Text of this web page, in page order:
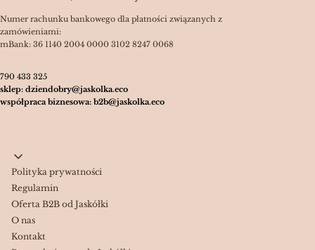
Numer rachunku bankowego dla płatności związanych z
zamówieniami:
mBank: 36 1140 2004 0000 3102 8247 0068
790 433 325
sklep: dziendobry@jaskolka.eco
współpraca biznesowa: b2b@jaskolka.eco
Linki w stopce
Polityka prywatności
Regulamin
Oferta B2B od Jaskółki
O nas
Kontakt